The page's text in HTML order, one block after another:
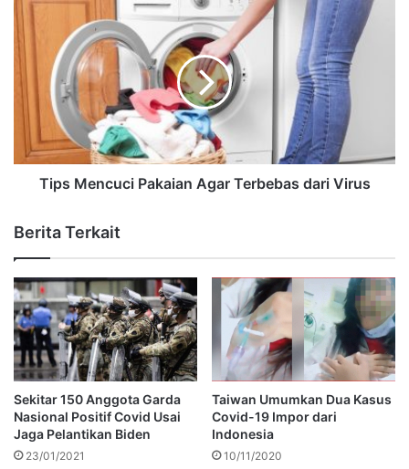
Tips Mencuci Pakaian Agar Terbebas dari Virus
Berita Terkait
Sekitar 150 Anggota Garda
Nasional Positif Covid Usai
Jaga Pelantikan Biden
23/01/2021
Taiwan Umumkan Dua Kasus
Covid-19 Impor dari
Indonesia
10/11/2020